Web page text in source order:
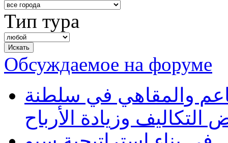
Тип тура
Обсуждаемое на форуме
والمقاهي في سلطنة
وزيادة الأرباح